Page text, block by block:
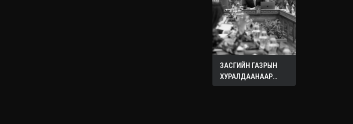
ЗАСГИЙН ГАЗРЫН
ХУРАЛДААНААР
ХЭЛЭЛЦЭЖ БУЙ